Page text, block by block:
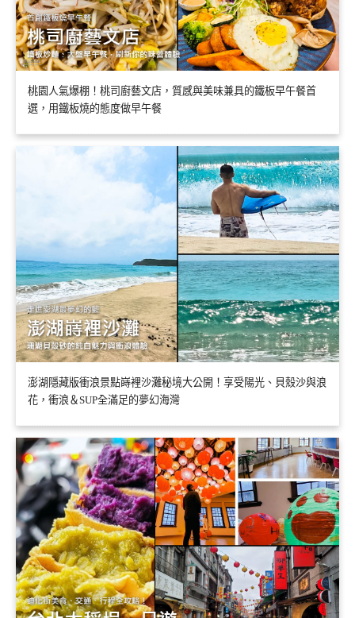
桃園人氣爆棚！桃司廚藝文店，質感與美味兼具的鐵板早午餐首
選，用鐵板燒的態度做早午餐
澎湖隱藏版衝浪景點嵵裡沙灘秘境大公開！享受陽光、貝殼沙與浪
花，衝浪＆SUP全滿足的夢幻海灣